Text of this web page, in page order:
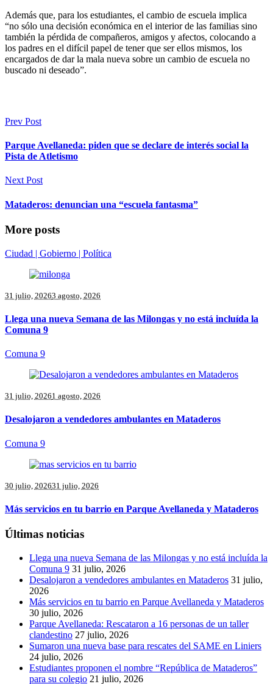
Además que, para los estudiantes, el cambio de escuela implica
“no sólo una decisión económica en el interior de las familias sino
también la pérdida de compañeros, amigos y afectos, colocando a
los padres en el difícil papel de tener que ser ellos mismos, los
encargados de dar la mala nueva sobre un cambio de escuela no
buscado ni deseado”.
Prev Post
Parque Avellaneda: piden que se declare de interés social la
Pista de Atletismo
Next Post
Mataderos: denuncian una “escuela fantasma”
More posts
Ciudad | Gobierno | Política
31 julio, 20263 agosto, 2026
Llega una nueva Semana de las Milongas y no está incluída la
Comuna 9
Comuna 9
31 julio, 20261 agosto, 2026
Desalojaron a vendedores ambulantes en Mataderos
Comuna 9
30 julio, 202631 julio, 2026
Más servicios en tu barrio en Parque Avellaneda y Mataderos
Últimas noticias
Llega una nueva Semana de las Milongas y no está incluída la
Comuna 9 31 julio, 2026
Desalojaron a vendedores ambulantes en Mataderos 31 julio,
2026
Más servicios en tu barrio en Parque Avellaneda y Mataderos
30 julio, 2026
Parque Avellaneda: Rescataron a 16 personas de un taller
clandestino 27 julio, 2026
Sumaron una nueva base para rescates del SAME en Liniers
24 julio, 2026
Estudiantes proponen el nombre “República de Mataderos”
para su colegio 21 julio, 2026